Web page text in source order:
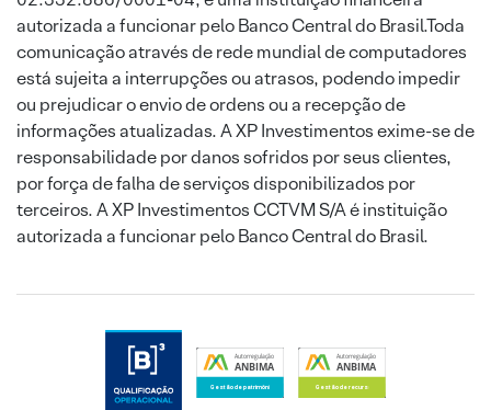
autorizada a funcionar pelo Banco Central do Brasil.Toda
comunicação através de rede mundial de computadores
está sujeita a interrupções ou atrasos, podendo impedir
ou prejudicar o envio de ordens ou a recepção de
informações atualizadas. A XP Investimentos exime-se de
responsabilidade por danos sofridos por seus clientes,
por força de falha de serviços disponibilizados por
terceiros. A XP Investimentos CCTVM S/A é instituição
autorizada a funcionar pelo Banco Central do Brasil.